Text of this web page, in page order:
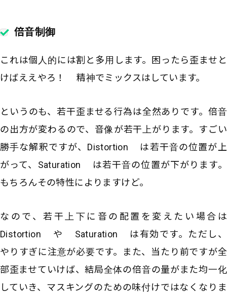
倍音制御
これは個人的には割と多用します。困ったら歪ませと
けばええやろ！ 精神でミックスはしています。
というのも、若干歪ませる行為は全然ありです。倍音
の出方が変わるので、音像が若干上がります。すごい
勝手な解釈ですが、Distortion は若干音の位置が上
がって、Saturation は若干音の位置が下がります。
もちろんその特性によりますけど。
なので、若干上下に音の配置を変えたい場合は
Distortion や Saturation は有効です。ただし、
やりすぎに注意が必要です。また、当たり前ですが全
部歪ませていけば、結局全体の倍音の量がまた均一化
していき、マスキングのための味付けではなくなりま